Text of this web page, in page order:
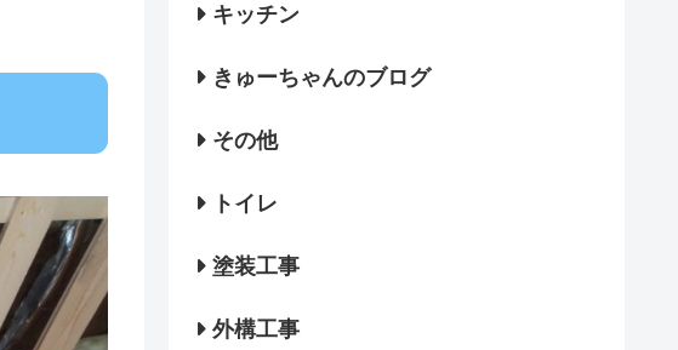
キッチン
きゅーちゃんのブログ
その他
トイレ
塗装工事
外構工事